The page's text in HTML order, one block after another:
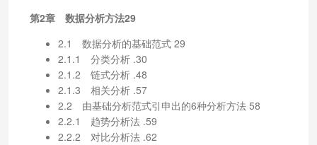
第2章 数据分析方法29
2.1 数据分析的基础范式 29
2.1.1 分类分析 .30
2.1.2 链式分析 .48
2.1.3 相关分析 .57
2.2 由基础分析范式引申出的6种分析方法 58
2.2.1 趋势分析法 .59
2.2.2 对比分析法 .62